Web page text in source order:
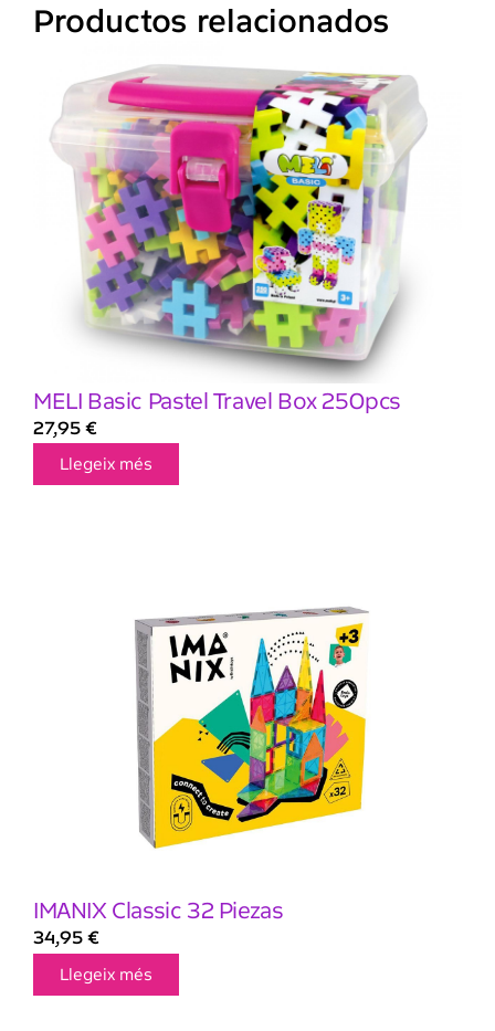
Productos relacionados
MELI Basic Pastel Travel Box 250pcs
27,95 €
Llegeix més
IMANIX Classic 32 Piezas
34,95 €
Llegeix més